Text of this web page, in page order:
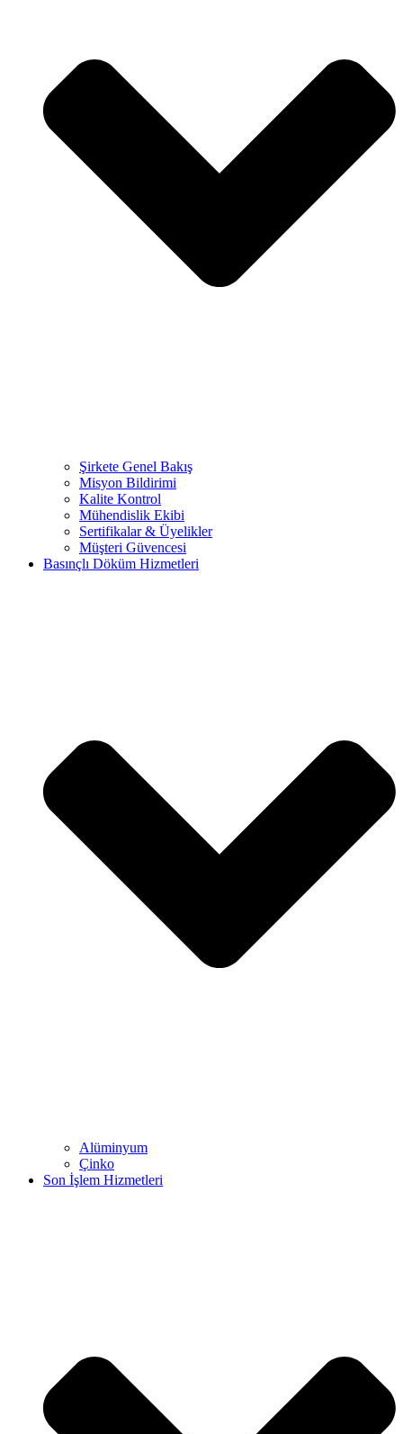
Şirkete Genel Bakış
Misyon Bildirimi
Kalite Kontrol
Mühendislik Ekibi
Sertifikalar & Üyelikler
Müşteri Güvencesi
Basınçlı Döküm Hizmetleri
Alüminyum
Çinko
Son İşlem Hizmetleri